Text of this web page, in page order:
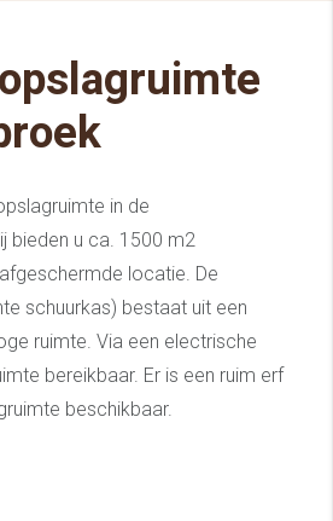
in de
bieden u ca. 1500 m2
locatie. De
schuurkas) bestaat uit een
ruimte. Via een electrische
bereikbaar. Er is een ruim erf
beschikbaar.